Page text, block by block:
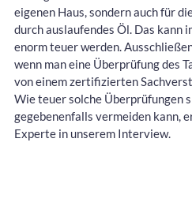
eigenen Haus, sondern auch für
durch auslaufendes Öl. Das kann
enorm teuer werden.
wenn man eine Überprüfung des
von einem zertifizierten
Wie teuer solche Überprüfungen
gegebenenfalls vermeiden kann,
Experte in unserem Interview.